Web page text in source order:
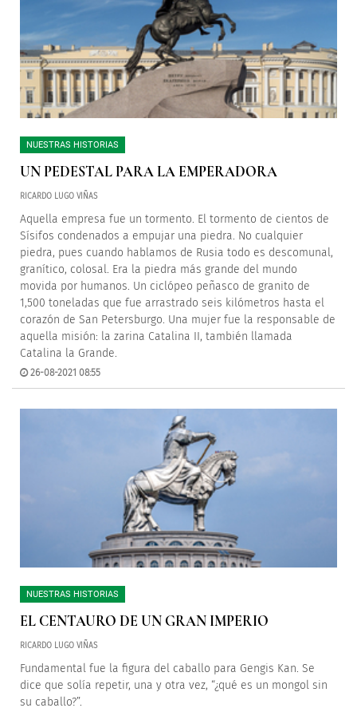
NUESTRAS HISTORIAS
UN PEDESTAL PARA LA EMPERADORA
RICARDO LUGO VIÑAS
Aquella empresa fue un tormento. El tormento de cientos de
Sísifos condenados a empujar una piedra. No cualquier
piedra, pues cuando hablamos de Rusia todo es descomunal,
granítico, colosal. Era la piedra más grande del mundo
movida por humanos. Un ciclópeo peñasco de granito de
1,500 toneladas que fue arrastrado seis kilómetros hasta el
corazón de San Petersburgo. Una mujer fue la responsable de
aquella misión: la zarina Catalina II, también llamada
Catalina la Grande.
26-08-2021 08:55
NUESTRAS HISTORIAS
EL CENTAURO DE UN GRAN IMPERIO
RICARDO LUGO VIÑAS
Fundamental fue la figura del caballo para Gengis Kan. Se
dice que solía repetir, una y otra vez, “¿qué es un mongol sin
su caballo?”.